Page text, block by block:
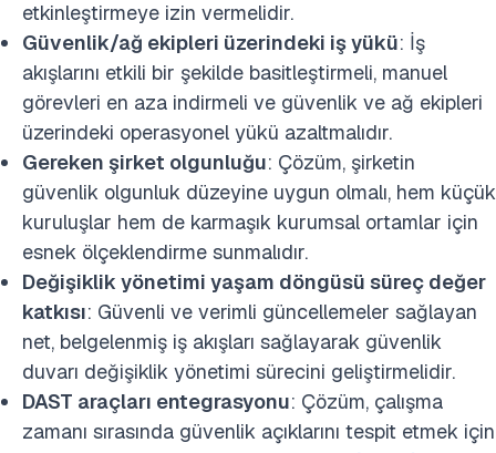
etkinleştirmeye izin vermelidir.
Güvenlik/ağ ekipleri üzerindeki iş yükü: İş
akışlarını etkili bir şekilde basitleştirmeli, manuel
görevleri en aza indirmeli ve güvenlik ve ağ ekipleri
üzerindeki operasyonel yükü azaltmalıdır.
Gereken şirket olgunluğu: Çözüm, şirketin
güvenlik olgunluk düzeyine uygun olmalı, hem küçük
kuruluşlar hem de karmaşık kurumsal ortamlar için
esnek ölçeklendirme sunmalıdır.
Değişiklik yönetimi yaşam döngüsü süreç değer
katkısı: Güvenli ve verimli güncellemeler sağlayan
net, belgelenmiş iş akışları sağlayarak güvenlik
duvarı değişiklik yönetimi sürecini geliştirmelidir.
DAST araçları entegrasyonu: Çözüm, çalışma
zamanı sırasında güvenlik açıklarını tespit etmek için